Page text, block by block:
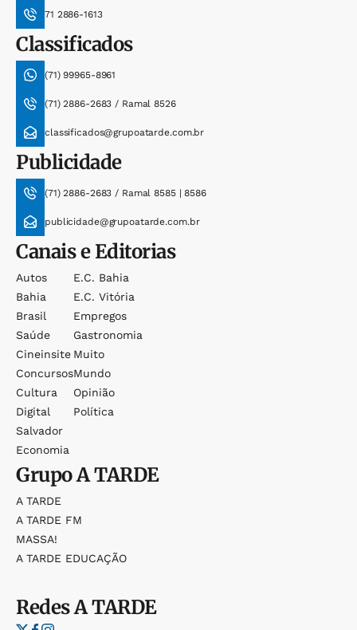
71 2886-1613
Classificados
(71) 99965-8961
(71) 2886-2683 / Ramal 8526
classificados@grupoatarde.com.br
Publicidade
(71) 2886-2683 / Ramal 8585 | 8586
publicidade@grupoatarde.com.br
Canais e Editorias
Autos
Bahia
Brasil
Saúde
Cineinsite
Concursos
Cultura
Digital
Salvador
Economia
E.c. Bahia
E.c. Vitória
Empregos
Gastronomia
Muito
Mundo
Opinião
Política
GrupoA TARDE
A TARDE
A TARDE FM
MASSA!
A TARDE EDUCAÇÃO
RedesA TARDE